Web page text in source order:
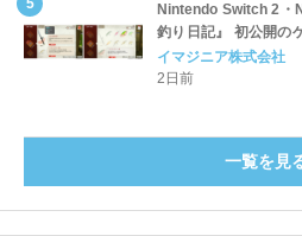
Nintendo Switch 2・
釣り日記』 初公開の
公開！
イマジニア株式会社
2日前
一覧を見